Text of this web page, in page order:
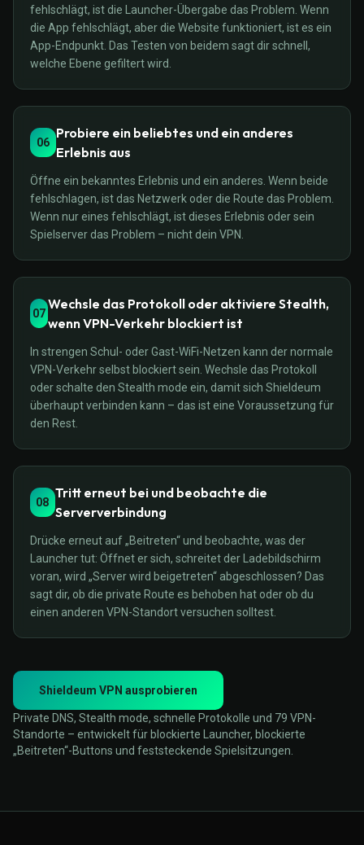
fehlschlägt, ist die Launcher-Übergabe das Problem. Wenn
die App fehlschlägt, aber die Website funktioniert, ist es ein
App-Endpunkt. Das Testen von beidem sagt dir schnell,
welche Ebene gefiltert wird.
06
Probiere ein beliebtes und ein anderes
Erlebnis aus
Öffne ein bekanntes Erlebnis und ein anderes. Wenn beide
fehlschlagen, ist das Netzwerk oder die Route das Problem.
Wenn nur eines fehlschlägt, ist dieses Erlebnis oder sein
Spielserver das Problem – nicht dein VPN.
07
Wechsle das Protokoll oder aktiviere Stealth,
wenn VPN-Verkehr blockiert ist
In strengen Schul- oder Gast-WiFi-Netzen kann der normale
VPN-Verkehr selbst blockiert sein. Wechsle das Protokoll
oder schalte den Stealth mode ein, damit sich Shieldeum
überhaupt verbinden kann – das ist eine Voraussetzung für
den Rest.
08
Tritt erneut bei und beobachte die
Serververbindung
Drücke erneut auf „Beitreten“ und beobachte, was der
Launcher tut: Öffnet er sich, schreitet der Ladebildschirm
voran, wird „Server wird beigetreten“ abgeschlossen? Das
sagt dir, ob die private Route es behoben hat oder ob du
einen anderen VPN-Standort versuchen solltest.
Shieldeum VPN ausprobieren
Private DNS, Stealth mode, schnelle Protokolle und 79 VPN-
Standorte – entwickelt für blockierte Launcher, blockierte
„Beitreten“-Buttons und feststeckende Spielsitzungen.